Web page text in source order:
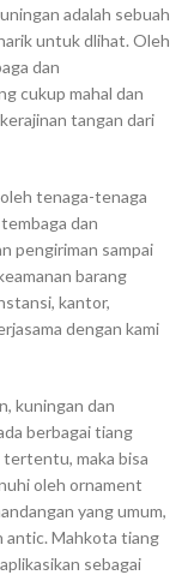
adalah sebuah
untuk dlihat. Oleh
dan
cukup mahal dan
tangan dari
tenaga-tenaga
dan
pengiriman sampai
barang
kantor,
dengan kami
kuningan dan
berbagai tiang
tertentu, maka bisa
oleh ornament
yang umum,
antic. Mahkota tiang
sebagai